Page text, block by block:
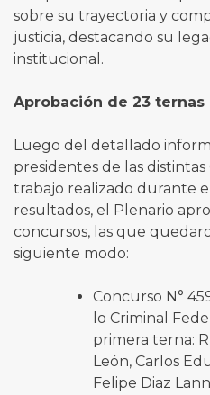
sobre su trayectoria y
justicia, destacando su
institucional.
Aprobación de 23 ternas
Luego del detallado
presidentes de las distintas
trabajo realizado durante
resultados, el Plenario
concursos, las que
siguiente modo:
Concurso N°
lo Criminal
primera terna:
León, Carlos
Felipe Diaz